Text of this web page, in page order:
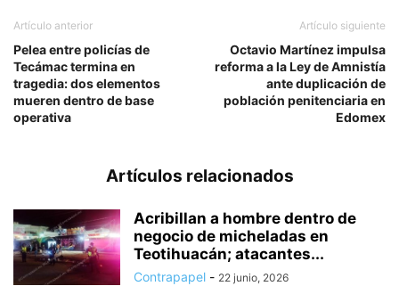
Artículo anterior
Pelea entre policías de
Tecámac termina en
tragedia: dos elementos
mueren dentro de base
operativa
Artículo siguiente
Octavio Martínez impulsa
reforma a la Ley de Amnistía
ante duplicación de
población penitenciaria en
Edomex
Artículos relacionados
Acribillan a hombre dentro de
negocio de micheladas en
Teotihuacán; atacantes...
Contrapapel - 22 junio, 2026